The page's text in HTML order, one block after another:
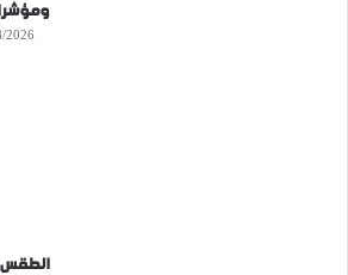
2026
الطقس